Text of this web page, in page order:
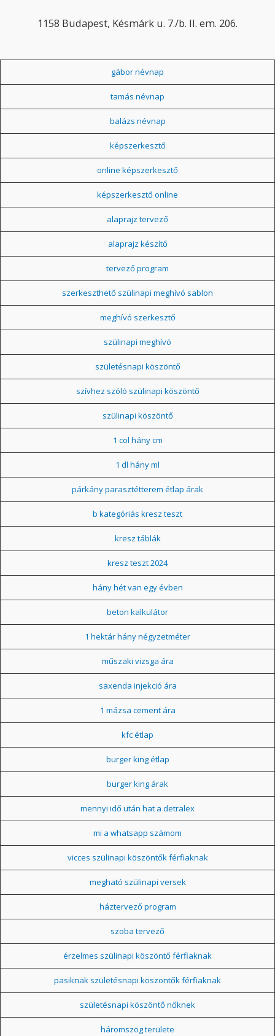
1158 Budapest, Késmárk u. 7./b. II. em. 206.
gábor névnap
tamás névnap
balázs névnap
képszerkesztő
online képszerkesztő
képszerkesztő online
alaprajz tervező
alaprajz készítő
tervező program
szerkeszthető szülinapi meghívó sablon
meghívó szerkesztő
szülinapi meghívó
születésnapi köszöntő
szívhez szóló szülinapi köszöntő
szülinapi köszöntő
1 col hány cm
1 dl hány ml
párkány parasztétterem étlap árak
b kategóriás kresz teszt
kresz táblák
kresz teszt 2024
hány hét van egy évben
beton kalkulátor
1 hektár hány négyzetméter
műszaki vizsga ára
saxenda injekció ára
1 mázsa cement ára
kfc étlap
burger king étlap
burger king árak
mennyi idő után hat a detralex
mi a whatsapp számom
vicces szülinapi köszöntők férfiaknak
megható szülinapi versek
háztervező program
szoba tervező
érzelmes szülinapi köszöntő férfiaknak
pasiknak születésnapi köszöntők férfiaknak
születésnapi köszöntő nőknek
háromszög területe